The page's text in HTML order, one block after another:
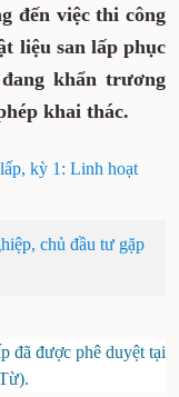
chi phí vận
lấp tăng cao,
dự án. Vì vậy,
lấp phục vụ
lý để cấp
san lấp, kỳ 1:
nghiệp, chủ